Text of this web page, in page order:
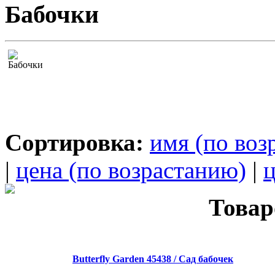
Бабочки
Сортировка: имя (по
| цена (по возрастанию) |
Butterfly Garden 45438 / Сад бабочек